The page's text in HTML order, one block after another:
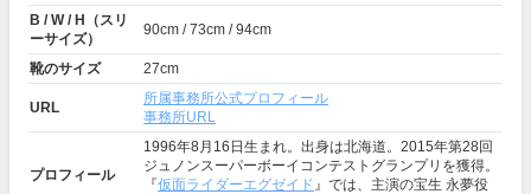
B / W / H（スリ
ーサイズ）
90cm / 73cm / 94cm
靴のサイズ 27cm
URL
所属事務所公式プロフィール
事務所URL
プロフィール
1996年8月16日生まれ。出身は北海道。2015年第28回
ジュノンスーパーボーイコンテストグランプリを獲得。
『仮面ライダーエグゼイド』では、主演の宝生 永夢役